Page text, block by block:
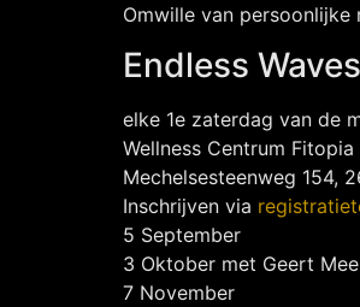
Omwille van
Endless
elke 1e zaterdag van de
Wellness Centrum
Mechelsesteenweg 154,
Inschrijven via
5 September
3 Oktober met Geert
7 November